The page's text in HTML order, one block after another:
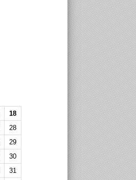
18
28
29
30
31